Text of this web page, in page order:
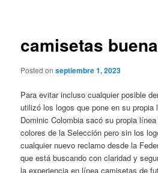
camisetas
Posted onseptiembre 1, 2023
Para evitar incluso cualquier posible
utilizó los logos que pone en su propia
Dominic Colombia sacó su propia
colores de la Selección pero sin los
cualquier nuevo reclamo desde la
que está buscando con claridad y
la experiencia en línea camisetas de